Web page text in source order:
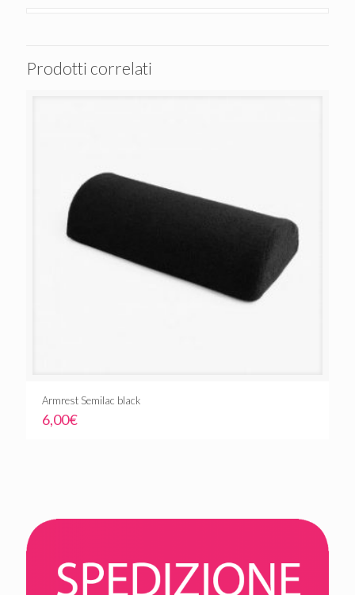
Prodotti correlati
Armrest Semilac black
6,00€